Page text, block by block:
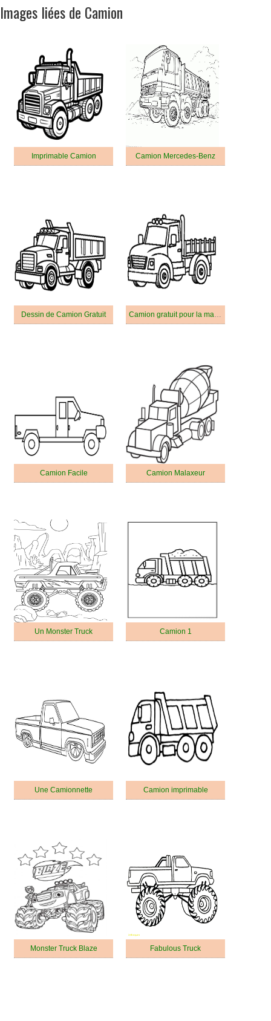
Images liées de Camion
Imprimable Camion Camion Mercedes-Benz
Dessin de Camion Gratuit Camion gratuit pour la maternelle
Camion Facile Camion Malaxeur
Un Monster Truck Camion 1
Une Camionnette Camion imprimable
Monster Truck Blaze Fabulous Truck